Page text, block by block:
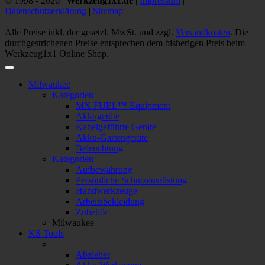
Datenschutzerklärung | Sitemap
Alle Preise inkl. der gesetzl. MwSt. und zzgl. Versandkosten. Die
durchgestrichenen Preise entsprechen dem bisherigen Preis beim
Werkzeug1x1 Online Shop.
Milwaukee
Kategorien
MX FUEL™ Equipment
Akkugeräte
Kabelgeführte Geräte
Akku-Gartengeräte
Beleuchtung
Kategorien
Aufbewahrung
Persönliche Schutzausrüstung
Handwerkzeuge
Arbeitsbekleidung
Zubehör
Milwaukee
KS Tools
Abzieher